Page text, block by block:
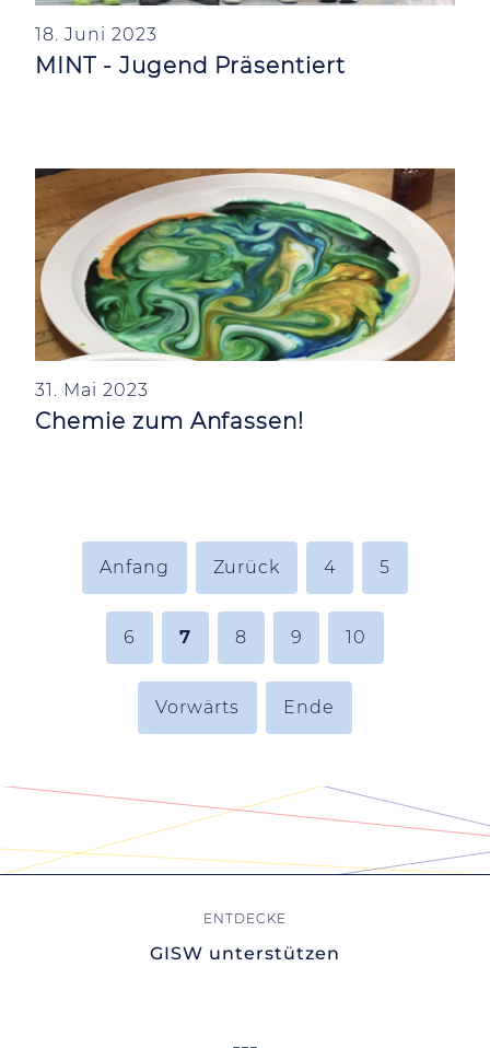
18. Juni 2023
MINT - Jugend Präsentiert
31. Mai 2023
Chemie zum Anfassen!
Anfang Zurück 4 5
6 7 8 9 10
Vorwärts Ende
GISW unterstützen